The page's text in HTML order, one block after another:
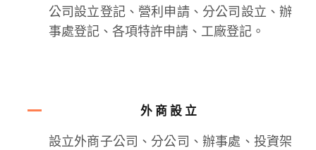
公司設立登記、營利申請、分公司設立、辦
事處登記、各項特許申請、工廠登記。
外商設立
設立外商子公司、分公司、辦事處、投資架